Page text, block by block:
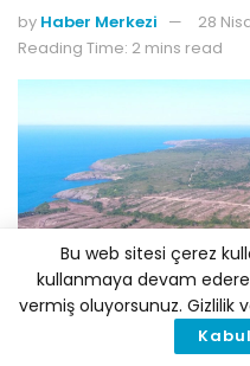
by Haber Merkezi
28
Reading Time: 2 mins read
Bu web sitesi çerez
kullanmaya devam
vermiş oluyorsunuz. Gizlilik